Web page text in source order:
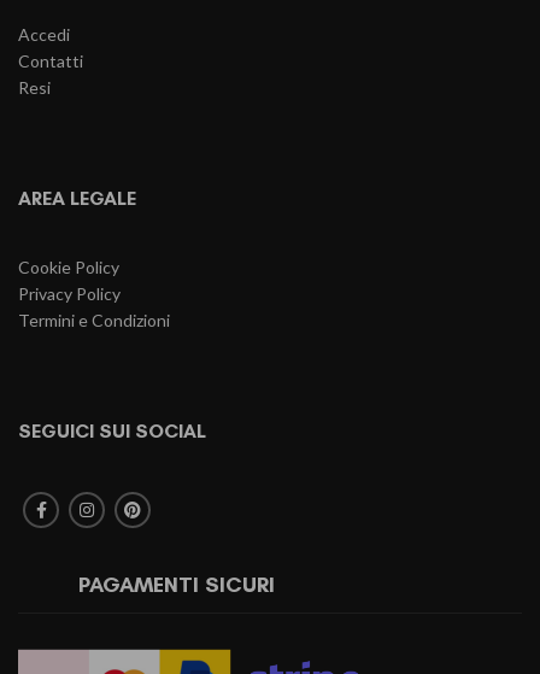
Accedi
Contatti
Resi
AREA LEGALE
Cookie Policy
Privacy Policy
Termini e Condizioni
SEGUICI SUI SOCIAL
PAGAMENTI SICURI